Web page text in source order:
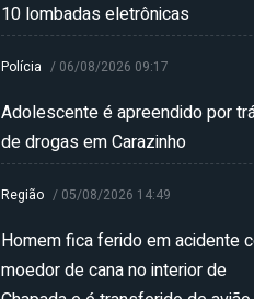
10 lombadas eletrônicas
Polícia / 06/08/2026 09:17
Adolescente é apreendido por
de drogas em Carazinho
Região / 05/08/2026 14:49
Homem fica ferido em acidente
moedor de cana no interior de